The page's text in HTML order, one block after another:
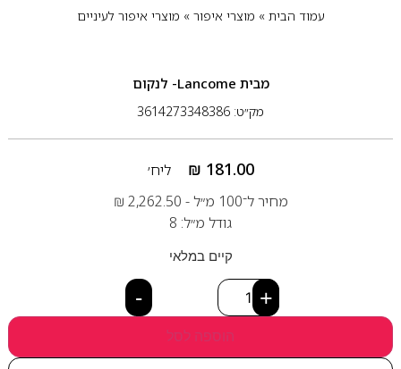
עמוד הבית» מוצרי איפור» מוצרי איפור לעיניים
מבית Lancome- לנקום
מק״ט: 3614273348386
₪ 181.00
ליח׳
מחיר ל־100 מ״ל -
₪ 2,262.50
גודל מ״ל: 8
קיים במלאי
- +
הוספה לסל